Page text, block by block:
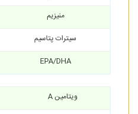
منیزیم
سیترات پتاسیم
EPA/DHA
ویتامین A